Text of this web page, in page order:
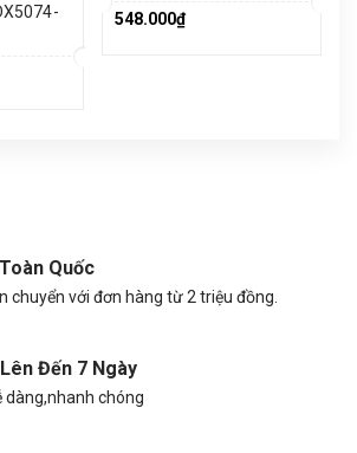
548.000₫
Quốc
chuyển với đơn hàng từ 2 triệu đồng.
Đến 7 Ngày
dàng,nhanh chóng